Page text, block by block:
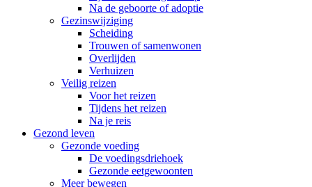
Na de geboorte of adoptie
Gezinswijziging
Scheiding
Trouwen of samenwonen
Overlijden
Verhuizen
Veilig reizen
Voor het reizen
Tijdens het reizen
Na je reis
Gezond leven
Gezonde voeding
De voedingsdriehoek
Gezonde eetgewoonten
Meer bewegen